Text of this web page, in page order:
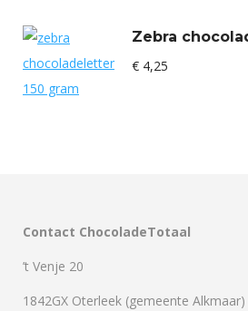
Zebra
€ 4,25
Contact ChocoladeTotaal
’t Venje 20
1842GX Oterleek (gemeente Alkmaar)